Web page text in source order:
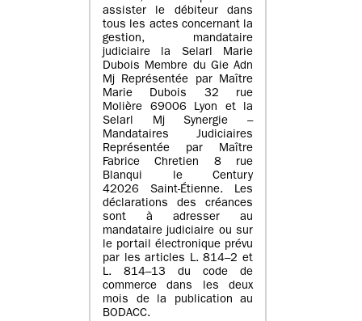
assister le débiteur dans
tous les actes concernant la
gestion, mandataire
judiciaire la Selarl Marie
Dubois Membre du Gie Adn
Mj Représentée par Maître
Marie Dubois 32 rue
Molière 69006 Lyon et la
Selarl Mj Synergie –
Mandataires Judiciaires
Représentée par Maître
Fabrice Chretien 8 rue
Blanqui le Century
42026 Saint-Étienne. Les
déclarations des créances
sont à adresser au
mandataire judiciaire ou sur
le portail électronique prévu
par les articles L. 814–2 et
L. 814–13 du code de
commerce dans les deux
mois de la publication au
BODACC.